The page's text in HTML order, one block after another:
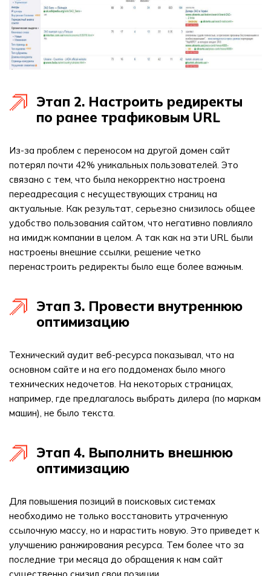
Этап 2. Настроить редиректы
по ранее трафиковым URL
Из-за проблем с переносом на другой домен сайт
потерял почти 42% уникальных пользователей. Это
связано с тем, что была некорректно настроена
переадресация с несуществующих страниц на
актуальные. Как результат, серьезно снизилось общее
удобство пользования сайтом, что негативно повлияло
на имидж компании в целом. А так как на эти URL были
настроены внешние ссылки, решение четко
перенастроить редиректы было еще более важным.
Этап 3. Провести внутреннюю
оптимизацию
Технический аудит веб-ресурса показывал, что на
основном сайте и на его поддоменах было много
технических недочетов. На некоторых страницах,
например, где предлагалось выбрать дилера (по маркам
машин), не было текста.
Этап 4. Выполнить внешнюю
оптимизацию
Для повышения позиций в поисковых системах
необходимо не только восстановить утраченную
ссылочную массу, но и нарастить новую. Это приведет к
улучшению ранжирования ресурса. Тем более что за
последние три месяца до обращения к нам сайт